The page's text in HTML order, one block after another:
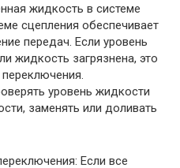
жидкость в системе
сцепления обеспечивает
передач. Если уровень
жидкость загрязнена, это
уровень жидкости
заменять или доливать
Если все